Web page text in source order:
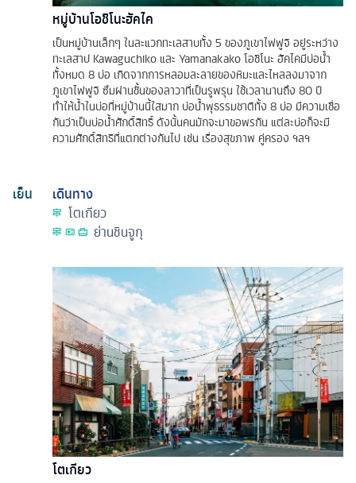
หมู่บ้านโอชิโนะฮัคไค
เป็นหมู่บ้านเล็กๆ ในละแวกทะเลสาบทั้ง 5 ของภูเขาไฟฟูจิ อยู่ระหว่าง
ทะเลสาป Kawaguchiko และ Yamanakako โอชิโนะ ฮัคไคมีบ่อน้ำ
ทั้งหมด 8 บ่อ เกิดจากการหลอมละลายของหิมะและไหลลงมาจาก
ภูเขาไฟฟูจิ ซึมผ่านชั้นของลาวาที่เป็นรูพรุน ใช้เวลานานถึง 80 ปี
ทำให้น้ำในบ่อที่หมู่บ้านนี้ใสมาก บ่อน้ำพุธรรมชาติทั้ง 8 บ่อ มีความเชื่อ
กันว่าเป็นบ่อน้ำศักดิ์สิทธิ์ ดังนั้นคนมักจะมาขอพรกัน แต่ละบ่อก็จะมี
ความศักดิ์สิทธิที่แตกต่างกันไป เช่น เรื่องสุขภาพ คู่ครอง ฯลฯ
เย็น
เดินทาง
โตเกียว
ย่านชินจูกุ
โตเกียว